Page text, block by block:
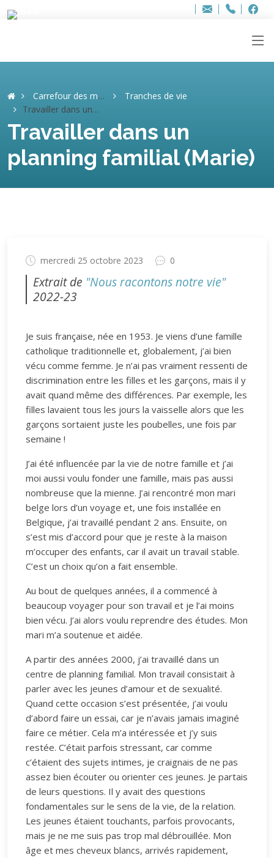
Adresse
info..hâthe..
Tel.
Tel.
Carrefour des mémoires
Tranches de vie
Travailler dans un planning familial (Marie)
Travailler dans un
planning familial (Marie)
mercredi 25 octobre 2023 0
Extrait de "Nous racontons notre vie"
2022-23
Je suis française, née en 1953. Je viens d’une famille
catholique traditionnelle et, globalement, j’ai bien
vécu comme femme. Je n’ai pas vraiment ressenti de
discrimination entre les filles et les garçons, mais il y
avait quand même des différences. Par exemple, les
filles lavaient tous les jours la vaisselle alors que les
garçons sortaient juste les poubelles, une fois par
semaine !
J’ai été influencée par la vie de notre famille et j’ai
moi aussi voulu fonder une famille, mais pas aussi
nombreuse que la mienne. J’ai rencontré mon mari
belge lors d’un voyage et, une fois installée en
Belgique, j’ai travaillé pendant 2 ans. Ensuite, on
s’est mis d’accord pour que je reste à la maison
m’occuper des enfants, car il avait un travail stable.
C’est un choix qu’on a fait ensemble.
Au bout de quelques années, il a commencé à
beaucoup voyager pour son travail et je l’ai moins
bien vécu. J’ai alors voulu reprendre des études. Mon
mari m’a soutenue et aidée.
A partir des années 2000, j’ai travaillé dans un
centre de planning familial. Mon travail consistait à
parler avec les jeunes d’amour et de sexualité.
Quand cette occasion s’est présentée, j’ai voulu
d’abord faire un essai, car je n’avais jamais imaginé
faire ce métier. Cela m’a intéressée et j’y suis
restée. C’était parfois stressant, car comme
c’étaient des sujets intimes, je craignais de ne pas
assez bien écouter ou orienter ces jeunes. Je partais
de leurs questions. Il y avait des questions
fondamentales sur le sens de la vie, de la relation.
Les jeunes étaient touchants, parfois provocants,
mais je ne me suis pas trop mal débrouillée. Mon
âge et mes cheveux blancs, arrivés rapidement,